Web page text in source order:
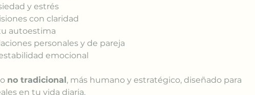
y estrés
con claridad
autoestima
personales y de pareja
emocional
no tradicional , más humano y estratégico, diseñado para
en tu vida diaria.